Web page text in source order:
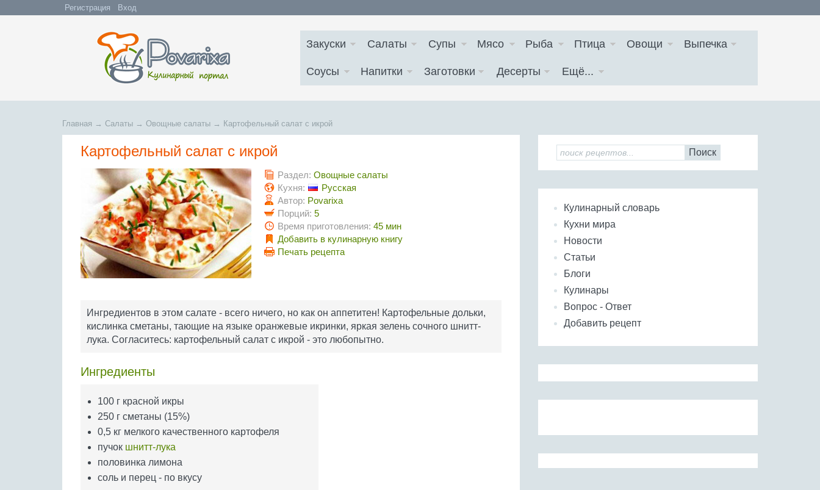
Регистрация Вход
Закуски Салаты Супы Мясо Рыба Птица Овощи Выпечка
Соусы Напитки Заготовки Десерты Ещё...
Главная → Салаты → Овощные салаты → Картофельный салат с икрой
Картофельный салат с икрой
Раздел: Овощные салаты
Кухня:
Русская
Автор: Povarixa
Порций: 5
Время приготовления: 45 мин
Добавить в кулинарную книгу
Печать рецепта
Ингредиентов в этом салате - всего ничего, но как он аппетитен! Картофельные дольки,
кислинка сметаны, тающие на языке оранжевые икринки, яркая зелень сочного шнитт-
лука. Согласитесь: картофельный салат с икрой - это любопытно.
Ингредиенты
100 г красной икры
250 г сметаны (15%)
0,5 кг мелкого качественного картофеля
пучок шнитт-лука
половинка лимона
соль и перец - по вкусу
Поиск
Кулинарный словарь
Кухни мира
Новости
Статьи
Блоги
Кулинары
Вопрос - Ответ
Добавить рецепт